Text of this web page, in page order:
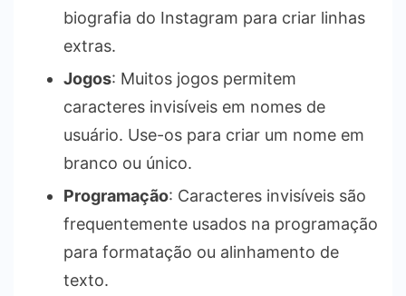
biografia do Instagram para criar linhas
extras.
Jogos: Muitos jogos permitem
caracteres invisíveis em nomes de
usuário. Use-os para criar um nome em
branco ou único.
Programação: Caracteres invisíveis são
frequentemente usados na programação
para formatação ou alinhamento de
texto.